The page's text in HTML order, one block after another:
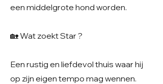
een middelgrote hond worden.
🏡 Wat zoekt Star ?
Een rustig en liefdevol thuis waar hij
op zijn eigen tempo mag wennen.